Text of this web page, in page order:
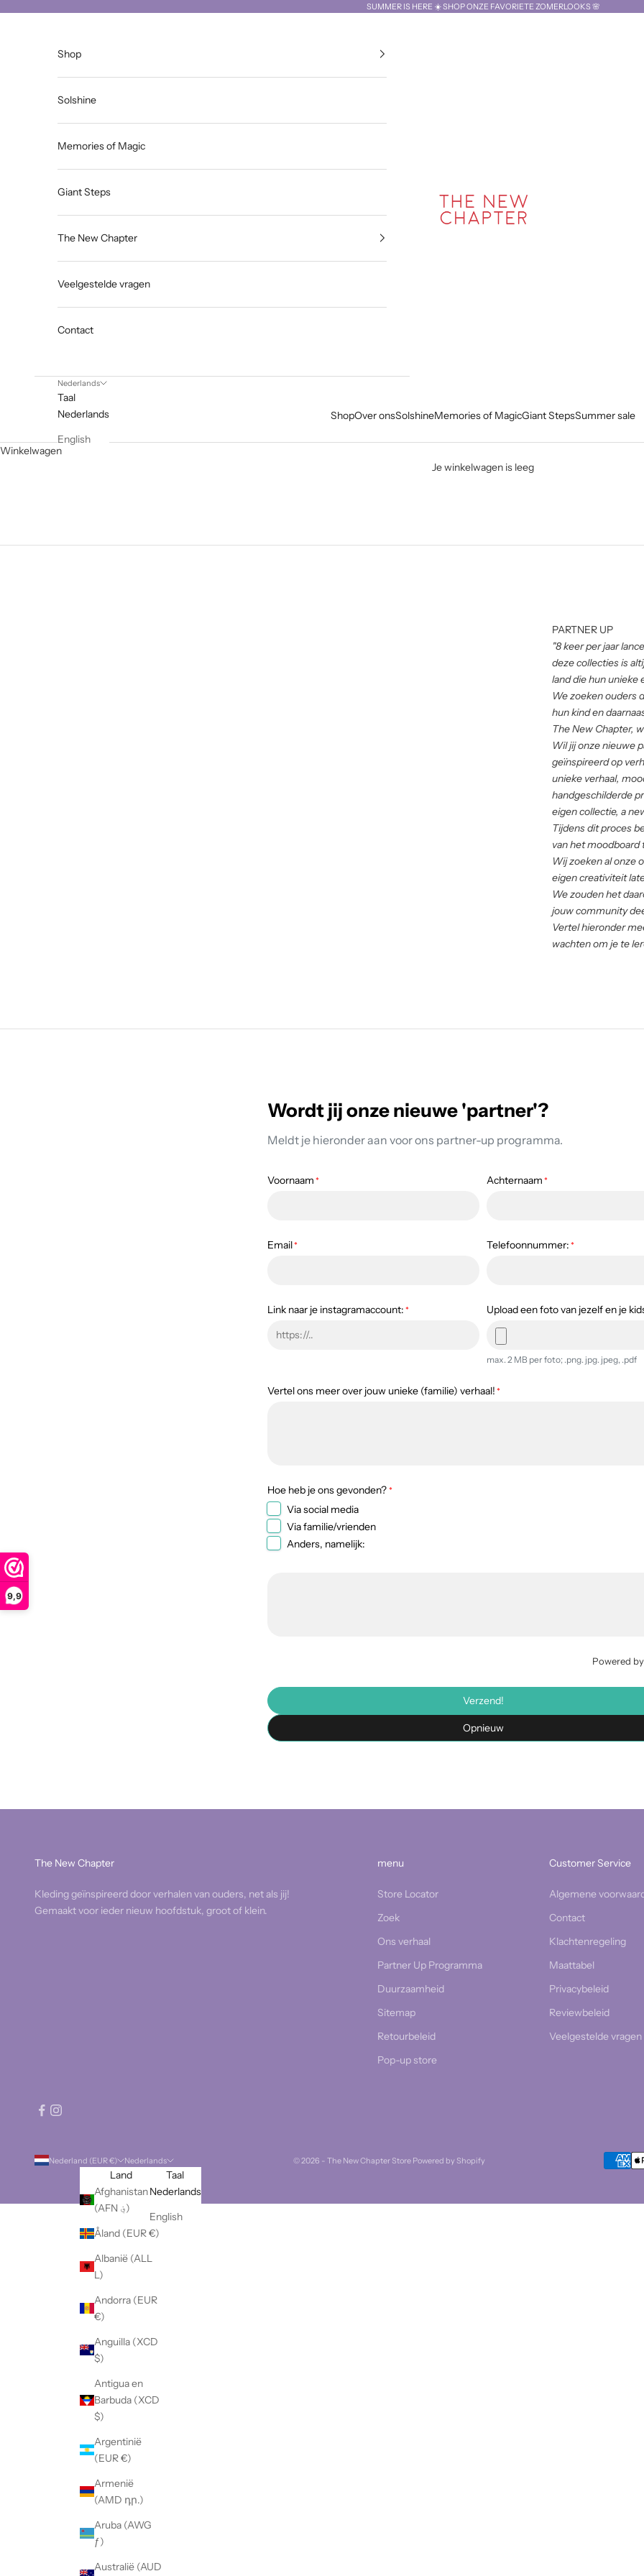
9,9
SUMMER IS HERE ☀️ SHOP ONZE FAVORIETE ZOMERLOOKS 🌸
The New Chapter Store
ShopOver onsSolshineMemories of MagicGiant StepsSummer sale
Shop
Solshine
Memories of Magic
Giant Steps
The New Chapter
Veelgestelde vragen
Contact
Nederlands
Taal
Nederlands
English
Winkelwagen
Je winkelwagen is leeg
PARTNER-UP PROGRAMMA
PARTNER UP
"8 keer per jaar
deze collecties is
land die hun unieke
We zoeken ouders
hun kind en
The New Chapter,
Wil jij onze nieuwe
geïnspireerd op
unieke verhaal,
handgeschilderde
eigen collectie, a
Tijdens dit proces
van het
Wij zoeken al onze
eigen creativiteit
We zouden het
jouw community
Vertel hieronder
wachten om je te
Wordt jij onze nieuwe 'partner'?
Meldt je hieronder aan voor ons partner-up programma.
Voornaam * Achternaam *
Email* Telefoonnummer: *
Link naar je instagramaccount: * Upload een foto van jezelf en je
max. 2 MB per foto; .png. jpg. jpeg, .pdf
Vertel ons meer over jouw unieke (familie) verhaal! *
Hoe heb je ons gevonden? *
Via social media
Via familie/vrienden
Anders, namelijk:
Powered
Verzend!
Opnieuw
The New Chapter
Kleding geïnspireerd door verhalen van ouders, net als jij!
Gemaakt voor ieder nieuw hoofdstuk, groot of klein.
menu
Store Locator
Zoek
Ons verhaal
Partner Up Programma
Duurzaamheid
Sitemap
Retourbeleid
Pop-up store
Customer Service
Algemene
Contact
Klachtenregeling
Maattabel
Privacybeleid
Reviewbeleid
Veelgestelde vragen
Nederland (EUR €)
Land
Afghanistan
(AFN ؋)
Åland (EUR €)
Albanië (ALL
L)
Andorra (EUR
€)
Anguilla (XCD
$)
Antigua en
Barbuda (XCD
$)
Argentinië
(EUR €)
Armenië
(AMD դր.)
Aruba (AWG
ƒ)
Australië (AUD
Nederlands
Taal
Nederlands
English
© 2026 - The New Chapter Store Powered by Shopify